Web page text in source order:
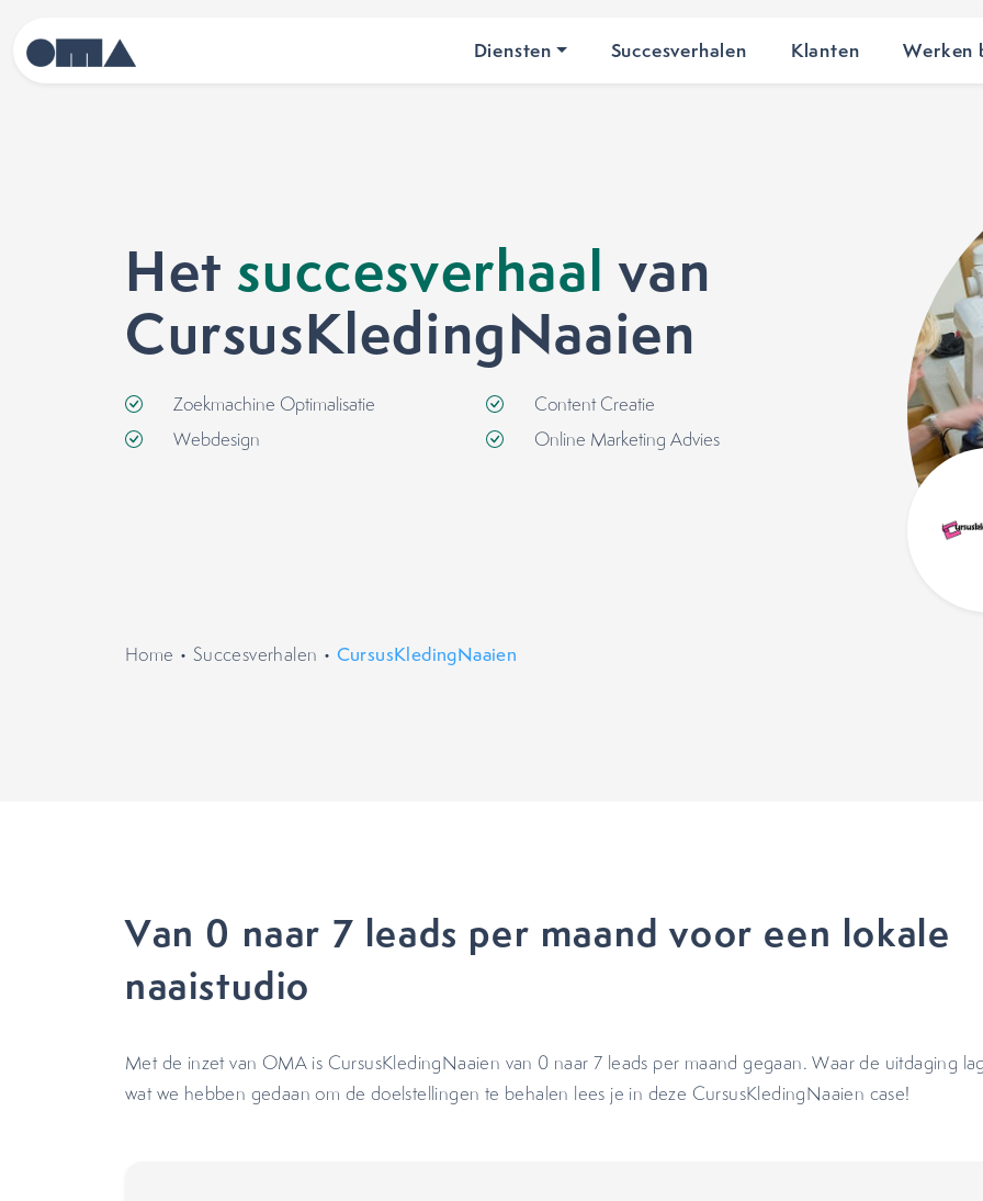
Diensten Succesverhalen Klanten Werken
Het succesverhaal van
CursusKledingNaaien
Zoekmachine Optimalisatie
Webdesign
Content Creatie
Online Marketing Advies
Home • Succesverhalen • CursusKledingNaaien
Van 0 naar 7 leads per maand voor een lokale
naaistudio
Met de inzet van OMA is CursusKledingNaaien van 0 naar 7 leads per maand gegaan. Waar de uitdaging
wat we hebben gedaan om de doelstellingen te behalen lees je in deze CursusKledingNaaien case!